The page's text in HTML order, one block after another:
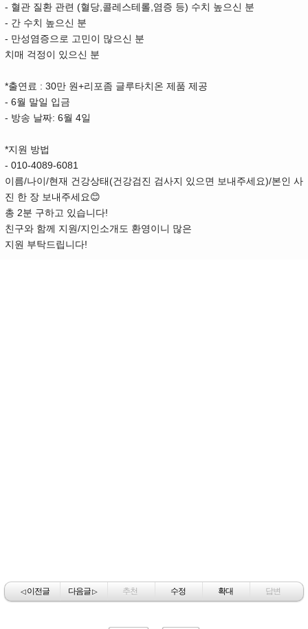
- 혈관 질환 관련 (혈당,콜레스테롤,염증 등) 수치 높으신 분
- 간 수치 높으신 분
- 만성염증으로 고민이 많으신 분
치매 걱정이 있으신 분
*출연료 : 30만 원+리포좀 글루타치온 제품 제공
- 6월 말일 입금
- 방송 날짜: 6월 4일
*지원 방법
- 010-4089-6081
이름/나이 /현재 건강상태 (건강검진 검사지 있으면 보내주세요)/본인 사
진 한 장 보내주세요😊
총 2분 구하고 있습니다!
친구와 함께 지원/지인소개도 환영이니 많은
지원 부탁드립니다!
◁이전글 다음글▷ 추천 수정 확대 답변